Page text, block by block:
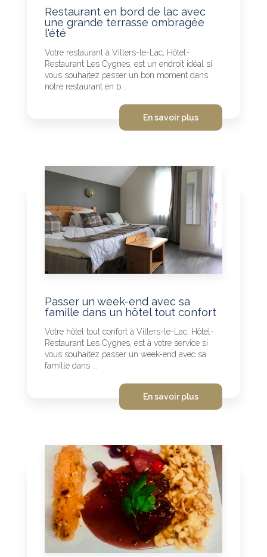
Restaurant en bord de lac avec
une grande terrasse ombragée
l'été
Votre restaurant à Villers-le-Lac, Hôtel-
Restaurant Les Cygnes, est un endroit idéal si
vous souhaitez passer un bon moment dans
notre restaurant en b...
En savoir plus
Passer un week-end avec sa
famille dans un hôtel tout confort
Votre hôtel tout confort à Villers-le-Lac, Hôtel-
Restaurant Les Cygnes, est à votre service si
vous souhaitez passer un week-end avec sa
famille dans ...
En savoir plus